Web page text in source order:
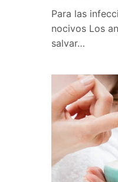
Para las
nocivos Los
salvar…